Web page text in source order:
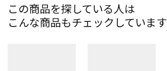
この商品を探している人は
こんな商品もチェックしています